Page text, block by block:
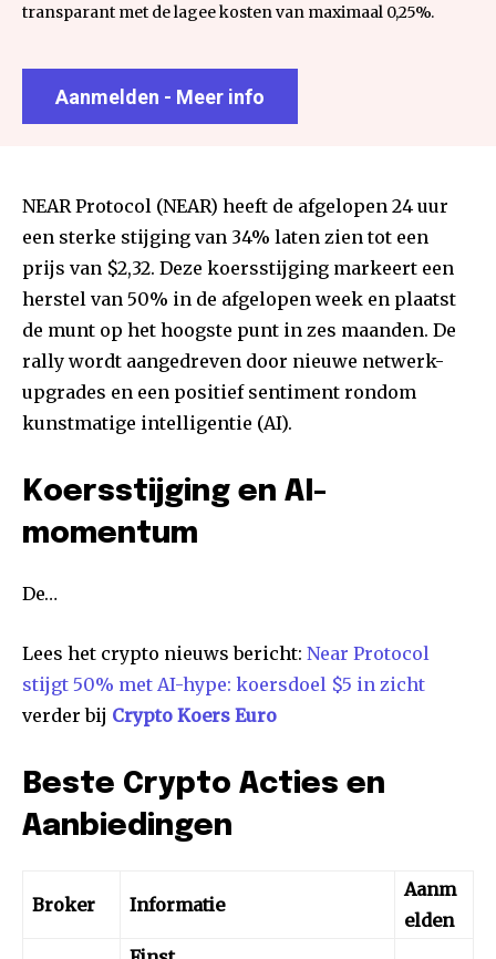
transparant met de lagee kosten van maximaal 0,25%.
Aanmelden - Meer info
NEAR Protocol (NEAR) heeft de afgelopen 24 uur
een sterke stijging van 34% laten zien tot een
prijs van $2,32. Deze koersstijging markeert een
herstel van 50% in de afgelopen week en plaatst
de munt op het hoogste punt in zes maanden. De
rally wordt aangedreven door nieuwe netwerk-
upgrades en een positief sentiment rondom
kunstmatige intelligentie (AI).
Koersstijging en AI-
momentum
De…
Lees het crypto nieuws bericht: Near Protocol
stijgt 50% met AI-hype: koersdoel $5 in zicht
verder bij Crypto Koers Euro
Beste Crypto Acties en
Aanbiedingen
Broker Informatie
Aanm
elden